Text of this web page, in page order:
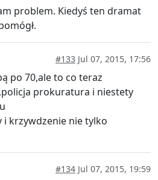
problem. Kiedyś ten dramat
#133 Jul 07, 2015, 17:56
po 70,ale to co teraz
prokuratura i niestety
i krzywdzenie nie tylko
#134 Jul 07, 2015, 19:59